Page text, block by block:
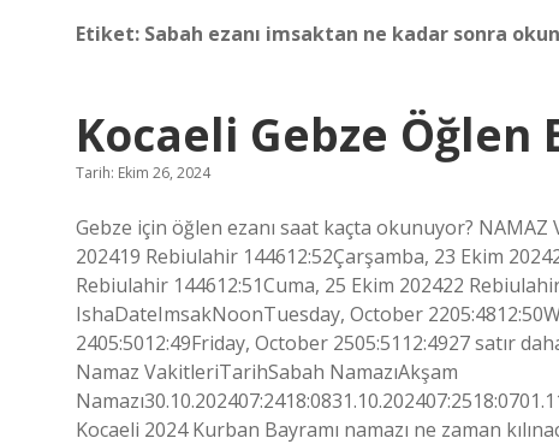
Etiket: Sabah ezanı imsaktan ne kadar sonra
Kocaeli Gebze Öğlen
Tarih: Ekim 26, 2024
Gebze için öğlen ezanı saat kaçta okunuyor?
202419 Rebiulahir 144612:52Çarşamba, 23 Ekim
Rebiulahir 144612:51Cuma, 25 Ekim 202422
IshaDateImsakNoonTuesday, October
2405:5012:49Friday, October 2505:5112:4927 satır
Namaz VakitleriTarihSabah NamazıAkşam
Kocaeli 2024 Kurban Bayramı namazı ne zaman